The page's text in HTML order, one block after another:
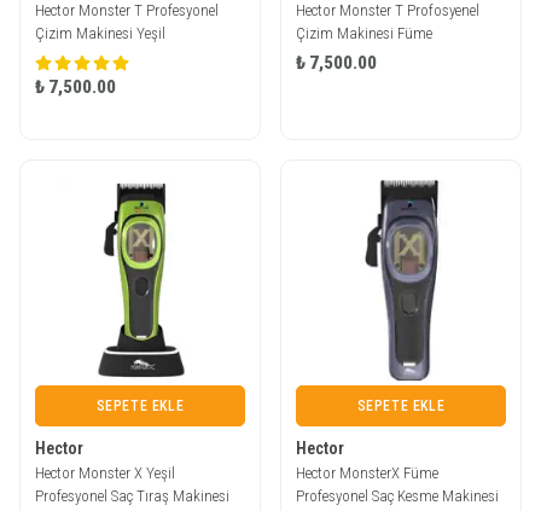
Hector Monster T Profesyonel
Çizim Makinesi Yeşil
₺ 7,500.00
Hector Monster T Profosyenel
Çizim Makinesi Füme
₺ 7,500.00
SEPETE EKLE
Hector
Hector Monster X Yeşil
Profesyonel Saç Tıraş Makinesi
SEPETE EKLE
Hector
Hector MonsterX Füme
Profesyonel Saç Kesme Makinesi